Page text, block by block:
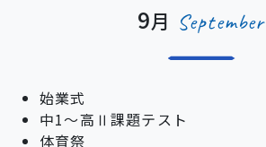
9月 September
始業式
中1～高Ⅱ課題テスト
体育祭